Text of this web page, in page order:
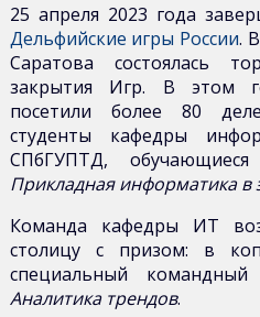
25 апреля 2023 года
Дельфийские игры России.
Саратова состоялась
закрытия Игр. В этом
посетили более 80
студенты кафедры
СПбГУПТД,
Прикладная информатика в
Команда кафедры ИТ
столицу с призом: в
специальный
Аналитика трендов.